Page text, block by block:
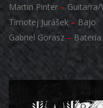
Martin Pinter – Guitarra/
Timotej Jurášek – Bajo
Gabriel Gorasz – Batería